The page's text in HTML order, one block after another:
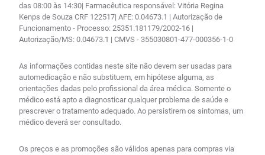
das 08:00 às 14:30| Farmacêutica responsável: Vitória Regina
Kenps de Souza CRF 122517| AFE: 0.04673.1 | Autorização de
Funcionamento - Processo: 25351.181179/2002-16 |
Autorização/MS: 0.04673.1 | CMVS - 355030801-477-000356-1-0
As informações contidas neste site não devem ser usadas para
automedicação e não substituem, em hipótese alguma, as
orientações dadas pelo profissional da área médica. Somente o
médico está apto a diagnosticar qualquer problema de saúde e
prescrever o tratamento adequado. Ao persistirem os sintomas, um
médico deverá ser consultado.
Os preços e as promoções são válidos apenas para compras via